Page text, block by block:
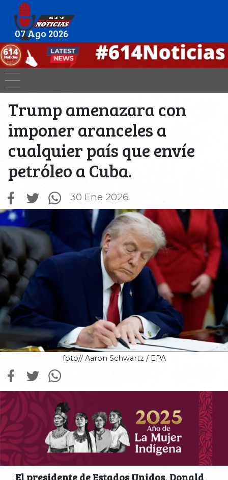
07 Ago 2026
Trump amenazara con
imponer aranceles a
cualquier país que envíe
petróleo a Cuba.
30 Ene 2026
foto// Aaron Schwartz / EPA
El presidente de Estados Unidos, Donald